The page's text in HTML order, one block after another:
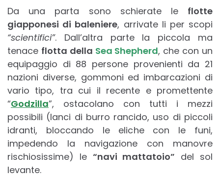
Da una parta sono schierate le flotte
giapponesi di baleniere, arrivate li per scopi
“scientifici”. Dall’altra parte la piccola ma
tenace flotta della Sea Shepherd, che con un
equipaggio di 88 persone provenienti da 21
nazioni diverse, gommoni ed imbarcazioni di
vario tipo, tra cui il recente e promettente
“Godzilla”, ostacolano con tutti i mezzi
possibili (lanci di burro rancido, uso di piccoli
idranti, bloccando le eliche con le funi,
impedendo la navigazione con manovre
rischiosissime) le “navi mattatoio” del sol
levante.